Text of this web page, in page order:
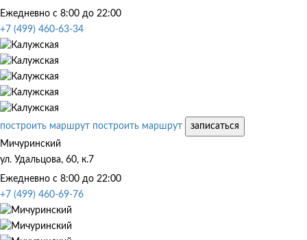
Ежедневно с 8:00 до 22:00
+7 (499) 460-63-34
построить маршрут построить маршрут
записаться
Мичуринский
ул. Удальцова, 60, к.7
Ежедневно с 8:00 до 22:00
+7 (499) 460-69-76